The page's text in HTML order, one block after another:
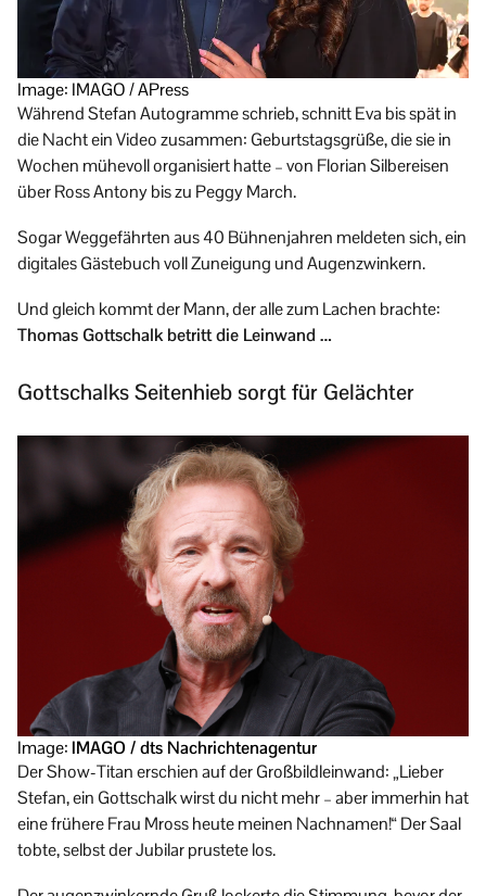
Image: IMAGO / APress
Während Stefan Autogramme schrieb, schnitt Eva bis spät in
die Nacht ein Video zusammen: Geburtstagsgrüße, die sie in
Wochen mühevoll organisiert hatte – von Florian Silbereisen
über Ross Antony bis zu Peggy March.
Sogar Weggefährten aus 40 Bühnenjahren meldeten sich, ein
digitales Gästebuch voll Zuneigung und Augenzwinkern.
Und gleich kommt der Mann, der alle zum Lachen brachte:
Thomas Gottschalk betritt die Leinwand …
Gottschalks Seitenhieb sorgt für Gelächter
Image: IMAGO / dts Nachrichtenagentur
Der Show-Titan erschien auf der Großbildleinwand: „Lieber
Stefan, ein Gottschalk wirst du nicht mehr – aber immerhin hat
eine frühere Frau Mross heute meinen Nachnamen!“ Der Saal
tobte, selbst der Jubilar prustete los.